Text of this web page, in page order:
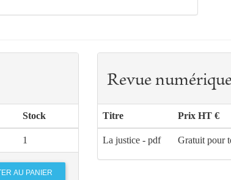
Stock
1
Revue
Titre Prix HT €
La justice - pdf Gratuit pour